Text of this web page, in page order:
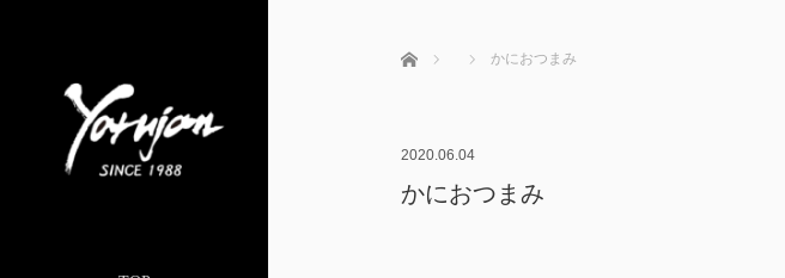
ホーム かにおつまみ
2020.06.04
かにおつまみ